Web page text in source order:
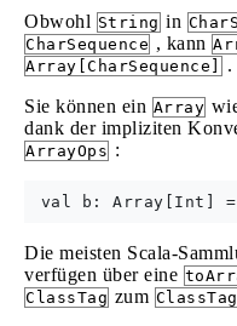
Obwohl String in
CharSequence , kann
Array[CharSequence]
.
Sie können ein Array
dank der impliziten
ArrayOps :
Die meisten Scala-
verfügen über eine
ClassTag zum ClassTag